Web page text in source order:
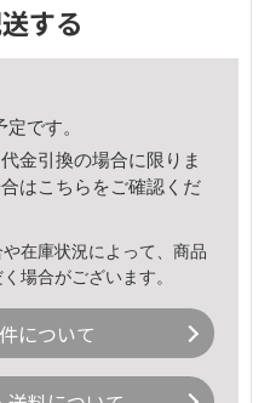
する
です。
金引換の場合に限りま
はこちら をご確認くだ
在庫状況によって、商品
場合がございます。
について